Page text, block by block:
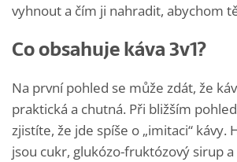
vyhnout a čím ji nahradit, abychom
Co obsahuje káva 3v1?
Na první pohled se může zdát, že
praktická a chutná. Při bližším
zjistíte, že jde spíše o „imitaci“ kávy.
jsou cukr, glukózo-fruktózový sirup